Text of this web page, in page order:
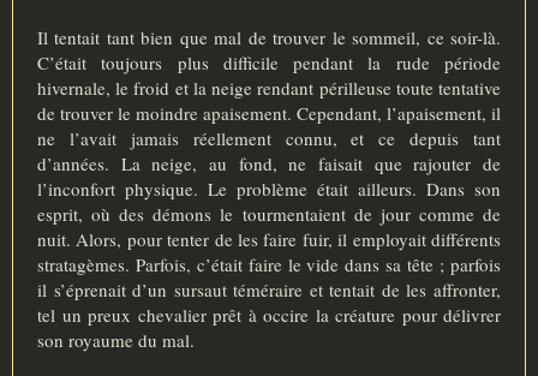
Il tentait tant bien que mal de trouver le sommeil, ce soir-là.
C’était toujours plus difficile pendant la rude période
hivernale, le froid et la neige rendant périlleuse toute tentative
de trouver le moindre apaisement. Cependant, l’apaisement, il
ne l’avait jamais réellement connu, et ce depuis tant
d’années. La neige, au fond, ne faisait que rajouter de
l’inconfort physique. Le problème était ailleurs. Dans son
esprit, où des démons le tourmentaient de jour comme de
nuit. Alors, pour tenter de les faire fuir, il employait différents
stratagèmes. Parfois, c’était faire le vide dans sa tête ; parfois
il s’éprenait d’un sursaut téméraire et tentait de les affronter,
tel un preux chevalier prêt à occire la créature pour délivrer
son royaume du mal.